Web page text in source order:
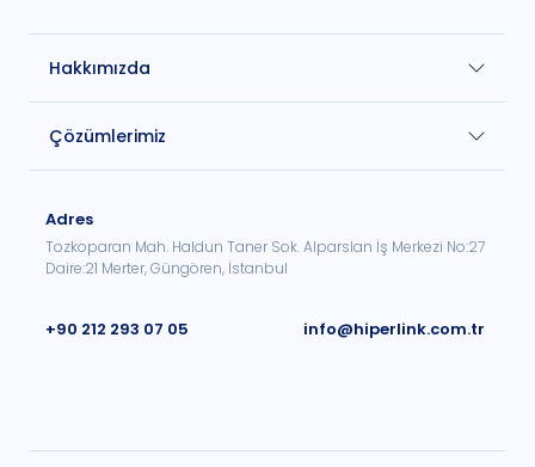
Hakkımızda
Çözümlerimiz
Adres
Tozkoparan Mah. Haldun Taner Sok. Alparslan İş Merkezi No:27
Daire:21 Merter, Güngören, İstanbul
+90 212 293 07 05 info@hiperlink.com.tr